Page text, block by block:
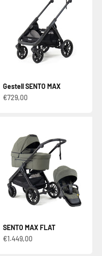
Gestell SENTO MAX
Verkaufspreis
€729,00
SENTO MAX FLAT
Verkaufspreis
€1.449,00